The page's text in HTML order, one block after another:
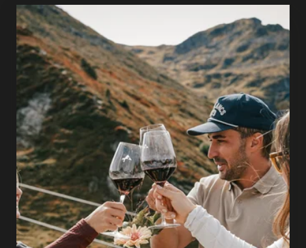
Always something going on
Events in summer